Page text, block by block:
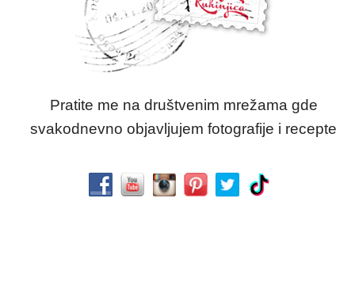
Pratite me na društvenim mrežama gde
svakodnevno objavljujem fotografije i recepte